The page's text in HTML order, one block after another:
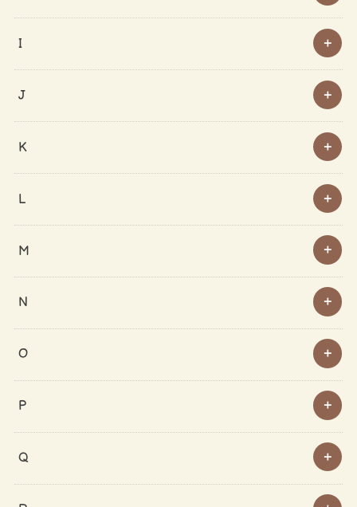
I
J
K
L
M
N
O
P
Q